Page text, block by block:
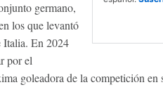
germano,
los que levantó
Italia. En 2024
por el
goleadora de la competición en